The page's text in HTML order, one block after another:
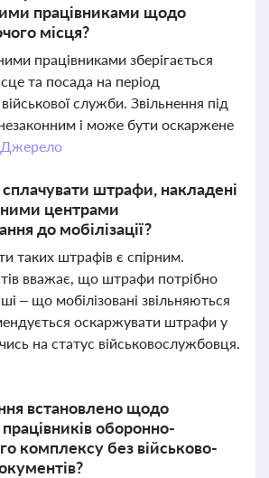
працівниками щодо
місця?
працівниками зберігається
та посада на період
служби. Звільнення під
і може бути оскаржене
Джерело
штрафи, накладені
центрами
до мобілізації?
таких штрафів є спірним.
вважає, що штрафи потрібно
– що мобілізовані звільняються
оскаржувати штрафи у
на статус військовослужбовця.
встановлено щодо
оборонно-
комплексу без військово-